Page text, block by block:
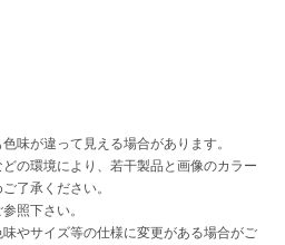
味が違って見える場合があります。
の環境により、若干製品と画像のカラー
了承ください。
照下さい。
やサイズ等の仕様に変更がある場合がご